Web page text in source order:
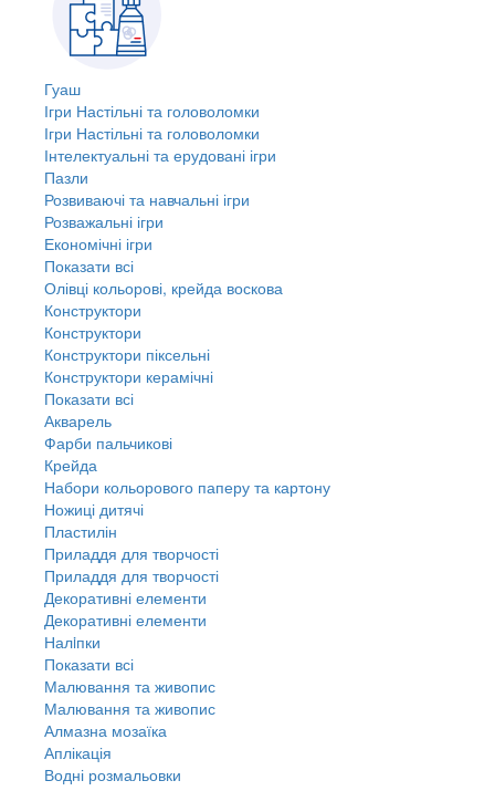
Гуаш
Ігри Настільні та головоломки
Ігри Настільні та головоломки
Інтелектуальні та ерудовані ігри
Пазли
Розвиваючі та навчальні ігри
Розважальні ігри
Економічні ігри
Показати всі
Олівці кольорові, крейда воскова
Конструктори
Конструктори
Конструктори піксельні
Конструктори керамічні
Показати всі
Акварель
Фарби пальчикові
Крейда
Набори кольорового паперу та картону
Ножиці дитячі
Пластилін
Приладдя для творчості
Приладдя для творчості
Декоративні елементи
Декоративні елементи
Налiпки
Показати всі
Малювання та живопис
Малювання та живопис
Алмазна мозаїка
Аплікація
Водні розмальовки